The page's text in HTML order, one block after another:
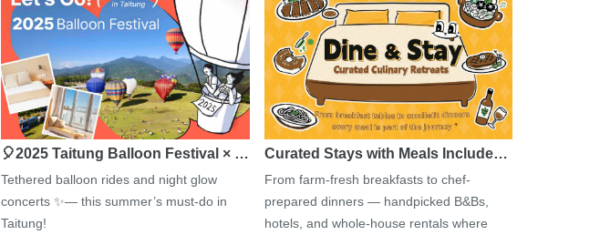
🎈2025 Taitung Balloon Festival × …
Tethered balloon rides and night glow
concerts ✨— this summer’s must-do in
Taitung!
Curated Stays with Meals Include…
From farm-fresh breakfasts to chef-
prepared dinners — handpicked B&Bs,
hotels, and whole-house rentals where